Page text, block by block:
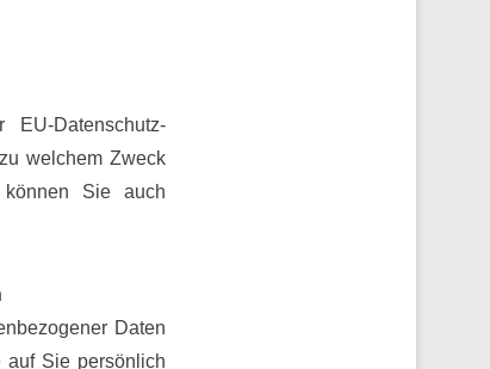
Datenschutz-
welchem Zweck
Sie auch
Daten
auf Sie persönlich